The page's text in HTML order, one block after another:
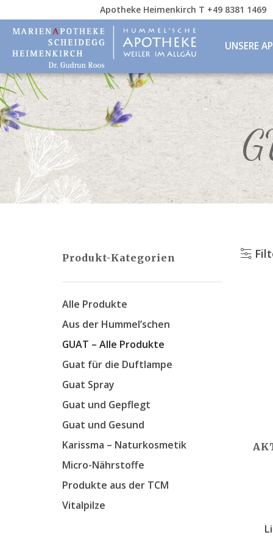
Apotheke Heimenkirch T +49 8381 1469
UNSERE
Produkt-Kategorien
Alle Produkte
Aus der Hummel’schen
GUAT – Alle Produkte
Guat für die Duftlampe
Guat Spray
Guat und Gepflegt
Guat und Gesund
Karissma – Naturkosmetik
Micro-Nährstoffe
Produkte aus der TCM
Vitalpilze